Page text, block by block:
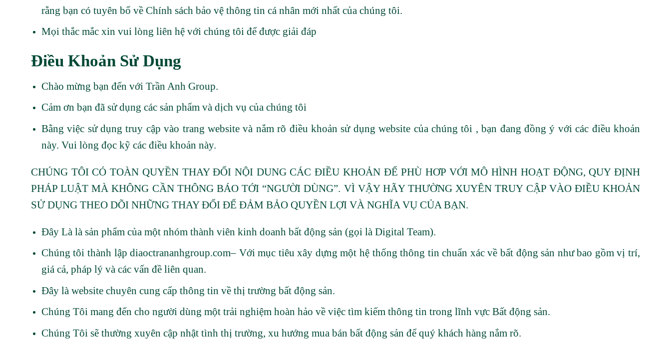
rằng bạn có tuyên bố về Chính sách bảo vệ thông tin cá nhân mới nhất của chúng tôi.
Mọi thắc mắc xin vui lòng liên hệ với chúng tôi để được giải đáp
Điều Khoản Sử Dụng
Chào mừng bạn đến với Trần Anh Group.
Cảm ơn bạn đã sử dụng các sản phẩm và dịch vụ của chúng tôi
Bằng việc sử dụng truy cập vào trang website và nắm rõ điều khoản sử dụng website của chúng tôi , bạn đang đồng ý với các điều khoản
này. Vui lòng đọc kỹ các điều khoản này.
CHÚNG TÔI CÓ TOÀN QUYỀN THAY ĐỔI NỘI DUNG CÁC ĐIỀU KHOẢN ĐỂ PHÙ HƠP VỚI MÔ HÌNH HOẠT ĐỘNG, QUY ĐỊNH
PHÁP LUẬT MÀ KHÔNG CẦN THÔNG BÁO TỚI “NGƯỜI DÙNG”. VÌ VẬY HÃY THƯỜNG XUYÊN TRUY CẬP VÀO ĐIỀU KHOẢN
SỬ DỤNG THEO DÕI NHỮNG THAY ĐỔI ĐỂ ĐẢM BẢO QUYỀN LỢI VÀ NGHĨA VỤ CỦA BẠN.
Đây Là là sản phẩm của một nhóm thành viên kinh doanh bất động sản (gọi là Digital Team).
Chúng tôi thành lập diaoctrananhgroup.com– Với mục tiêu xây dựng một hệ thống thông tin chuẩn xác về bất động sản như bao gồm vị trí,
giá cả, pháp lý và các vấn đề liên quan.
Đây là website chuyên cung cấp thông tin về thị trường bất động sản.
Chúng Tôi mang đến cho người dùng một trải nghiệm hoàn hảo về việc tìm kiếm thông tin trong lĩnh vực Bất động sản.
Chúng Tôi sẽ thường xuyên cập nhật tình thị trường, xu hướng mua bán bất động sản để quý khách hàng nắm rõ.